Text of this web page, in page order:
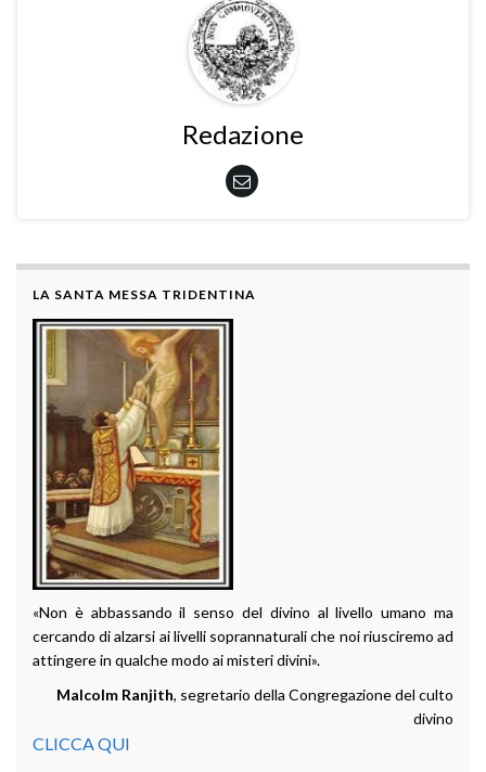
Redazione
LA SANTA MESSA TRIDENTINA
«Non è abbassando il senso del divino al livello umano ma
cercando di alzarsi ai livelli soprannaturali che noi riusciremo ad
attingere in qualche modo ai misteri divini».
Malcolm Ranjith, segretario della Congregazione del culto
divino
CLICCA QUI